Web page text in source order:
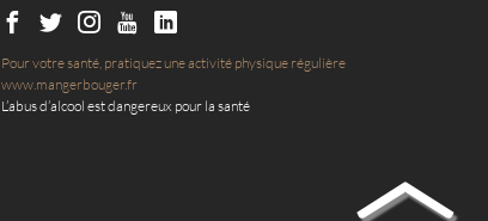
Pour votre santé, pratiquez une activité physique régulière
www.mangerbouger.fr
L’abus d’alcool est dangereux pour la santé